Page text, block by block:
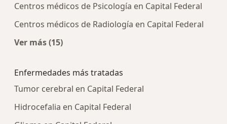
Centros médicos de Psicología en Capital Federal
Centros médicos de Radiología en Capital Federal
Ver más (15)
Enfermedades más tratadas
Tumor cerebral en Capital Federal
Hidrocefalia en Capital Federal